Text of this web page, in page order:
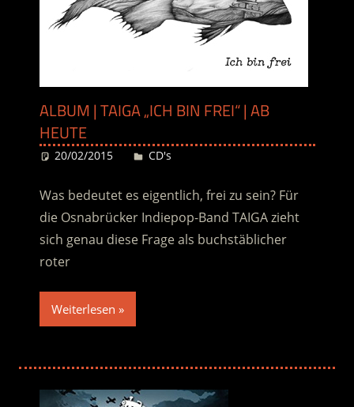
ALBUM | TAIGA „ICH BIN FREI“ | AB
HEUTE
20/02/2015 Desiree
CD's
Was bedeutet es eigentlich, frei zu sein? Für
die Osnabrücker Indiepop-Band TAIGA zieht
sich genau diese Frage als buchstäblicher
roter
Weiterlesen